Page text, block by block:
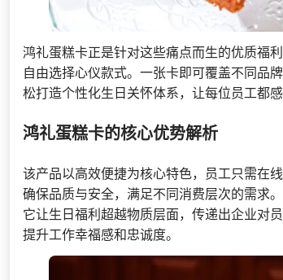
鸿礼蛋糕卡正是针对这些痛点而生的优质福
自由选择心仪款式。一张卡即可覆盖不同品
松打造个性化生日关怀体系，让每位员工都
鸿礼蛋糕卡的核心优势解析
该产品以高效便捷为核心特色，员工只需在
确保品质与安全，满足不同消费层次的需求
它让生日福利超越物质层面，传递出企业对
提升工作幸福感和忠诚度。